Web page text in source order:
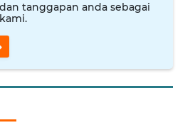
tanggapan anda sebagai